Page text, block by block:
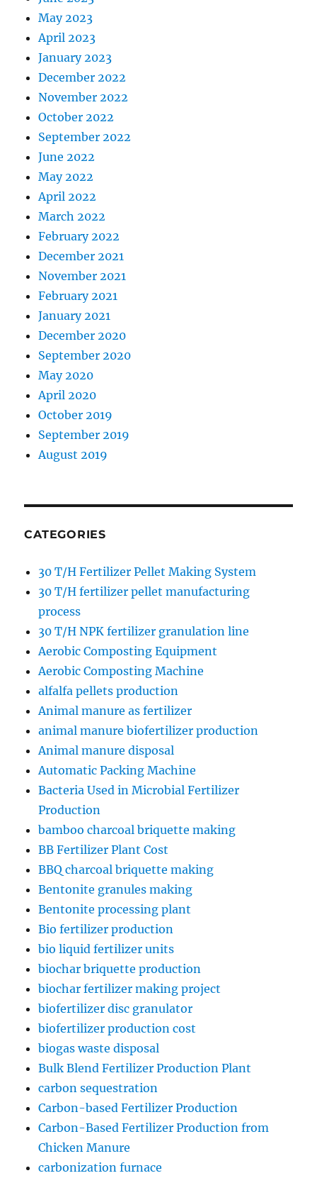
May 2023
April 2023
January 2023
December 2022
November 2022
October 2022
September 2022
June 2022
May 2022
April 2022
March 2022
February 2022
December 2021
November 2021
February 2021
January 2021
December 2020
September 2020
May 2020
April 2020
October 2019
September 2019
August 2019
CATEGORIES
30 T/H Fertilizer Pellet Making System
30 T/H fertilizer pellet manufacturing
process
30 T/H NPK fertilizer granulation line
Aerobic Composting Equipment
Aerobic Composting Machine
alfalfa pellets production
Animal manure as fertilizer
animal manure biofertilizer production
Animal manure disposal
Automatic Packing Machine
Bacteria Used in Microbial Fertilizer
Production
bamboo charcoal briquette making
BB Fertilizer Plant Cost
BBQ charcoal briquette making
Bentonite granules making
Bentonite processing plant
Bio fertilizer production
bio liquid fertilizer units
biochar briquette production
biochar fertilizer making project
biofertilizer disc granulator
biofertilizer production cost
biogas waste disposal
Bulk Blend Fertilizer Production Plant
carbon sequestration
Carbon-based Fertilizer Production
Carbon-Based Fertilizer Production from
Chicken Manure
carbonization furnace